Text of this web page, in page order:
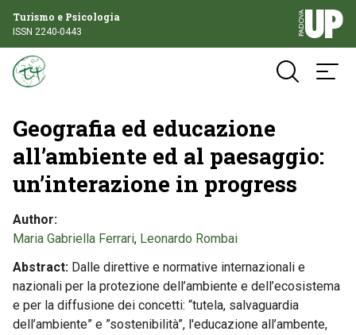
Turismo e Psicologia
ISSN 2240-0443
Geografia ed educazione
all’ambiente ed al paesaggio:
un’interazione in progress
Author
Maria Gabriella Ferrari, Leonardo Rombai
Abstract Dalle direttive e normative internazionali e
nazionali per la protezione dell’ambiente e dell’ecosistema
e per la diffusione dei concetti: “tutela, salvaguardia
dell’ambiente” e ”sostenibilità”, l'educazione all’ambente,